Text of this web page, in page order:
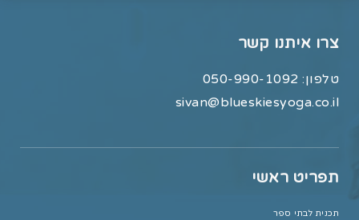
צרו איתנו קשר
טלפון:
sivan@blueskiesyoga.co.il
תפריט ראשי
תכנית לבתי ספר